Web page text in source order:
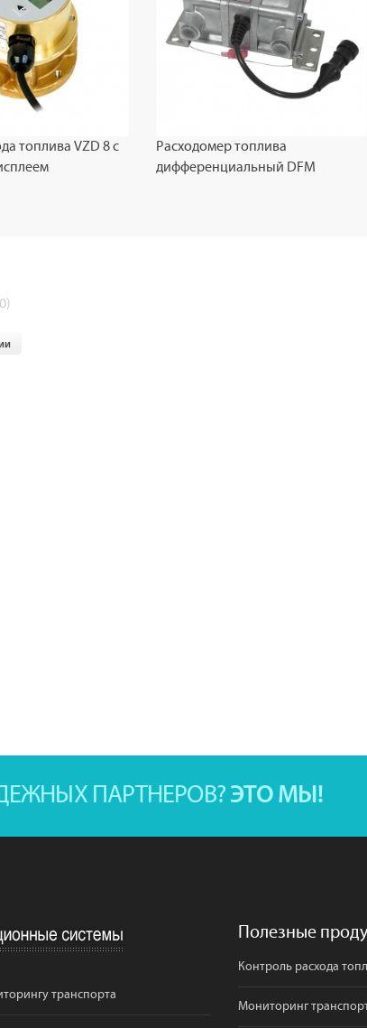
топлива VZD 8 с
Расходомер топлива
дифференциальный DFM
ПАРТНЕРОВ? ЭТО МЫ!
транспорта
Полезные
Контроль расхода
Мониторинг